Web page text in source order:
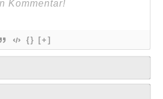
{} [+]